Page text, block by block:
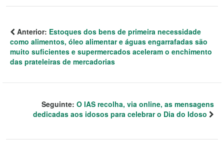
Anterior: Estoques dos bens de primeira necessidade
como alimentos, óleo alimentar e águas engarrafadas são
muito suficientes e supermercados aceleram o enchimento
das prateleiras de mercadorias
Seguinte: O IAS recolha, via online, as mensagens
dedicadas aos idosos para celebrar o Dia do Idoso